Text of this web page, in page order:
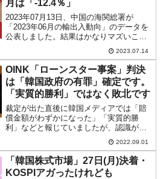
月は「-12.4％」
2023年07月13日、中国の海関総署が
「2023年06月の輸出入動向」のデータを
公表しました。結果はかなりマズいこと
になっています。中国のリオープニング
などといわれきましたが失速が明らかで
す。以下をご覧ください。2023年06月輸
出：2,...
2023.07.14
OINK「ローンスター事案」判決
は「韓国政府の有罪」確定です。
「実質的勝利」ではなく敗北です
裁定が出た直後に韓国メディアでは「賠
償金額がわずかになった」「実質的勝
利」などと報じていましたが、認識が間
違っています。結論からいえば、これは
「韓国政府によるフェアでない介入があ
った」という有罪判定です。韓国でしか
起こらない――OINK（O...
2022.09.01
「韓国株式市場」27日(月)決着・
KOSPIアガったけれども